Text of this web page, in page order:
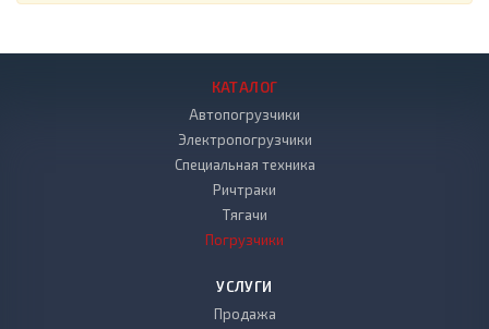
КАТАЛОГ
Автопогрузчики
Электропогрузчики
Специальная техника
Ричтраки
Тягачи
Погрузчики
УСЛУГИ
Продажа